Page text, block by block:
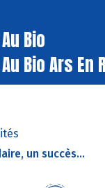
Bio
Bio Ars En
un succès...